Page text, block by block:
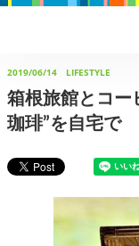
2019/06/14 LIFESTYLE
箱根旅館とコー
珈琲”を自宅で